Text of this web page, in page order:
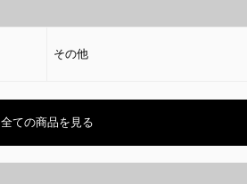
その他
全ての商品を見る